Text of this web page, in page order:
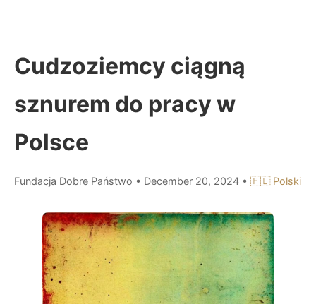
Cudzoziemcy ciągną
sznurem do pracy w
Polsce
Fundacja Dobre Państwo • December 20, 2024 • 🇵🇱 Polski